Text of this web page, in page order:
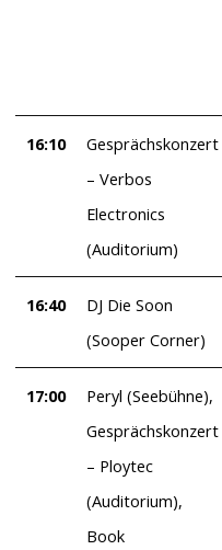
16:10
Gesprächskonzert
– Verbos
Electronics
(Auditorium)
16:40
DJ Die Soon
(Sooper Corner)
17:00
Peryl (Seebühne),
Gesprächskonzert
– Ploytec
(Auditorium),
Book